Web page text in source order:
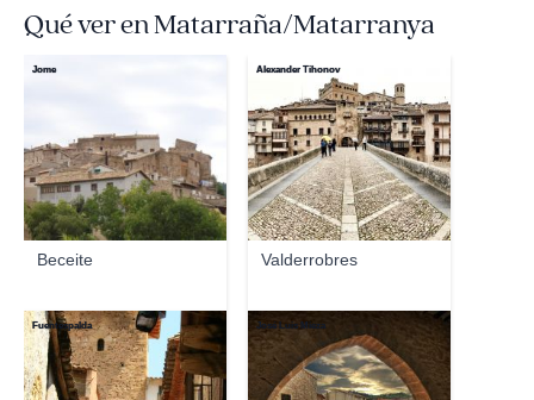
Qué ver en Matarraña/Matarranya
Beceite
Jome
Valderrobres
Alexander Tihonov
Fuentespalda José Luis Mieza